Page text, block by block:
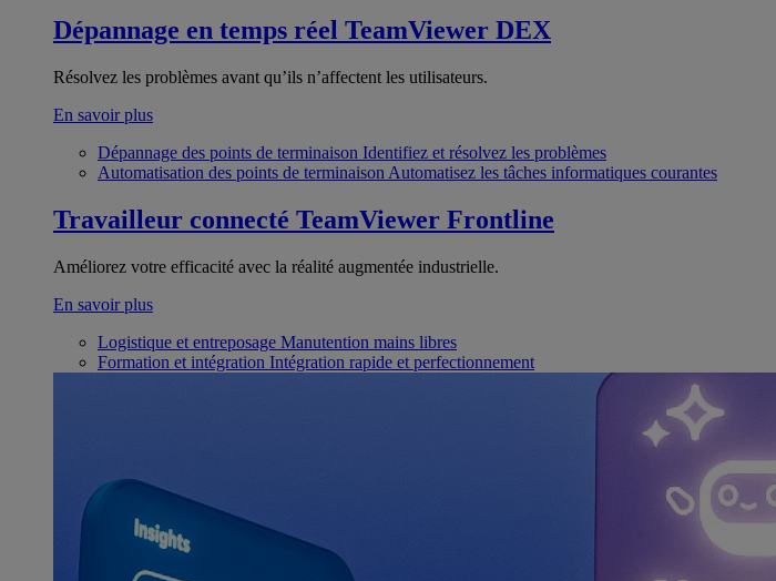
Dépannage en temps réel TeamViewer DEX
Résolvez les problèmes avant qu’ils n’affectent les utilisateurs.
En savoir plus
Dépannage des points de terminaison Identifiez et résolvez les problèmes
Automatisation des points de terminaison Automatisez les tâches informatiques courantes
Travailleur connecté TeamViewer Frontline
Améliorez votre efficacité avec la réalité augmentée industrielle.
En savoir plus
Logistique et entreposage Manutention mains libres
Formation et intégration Intégration rapide et perfectionnement